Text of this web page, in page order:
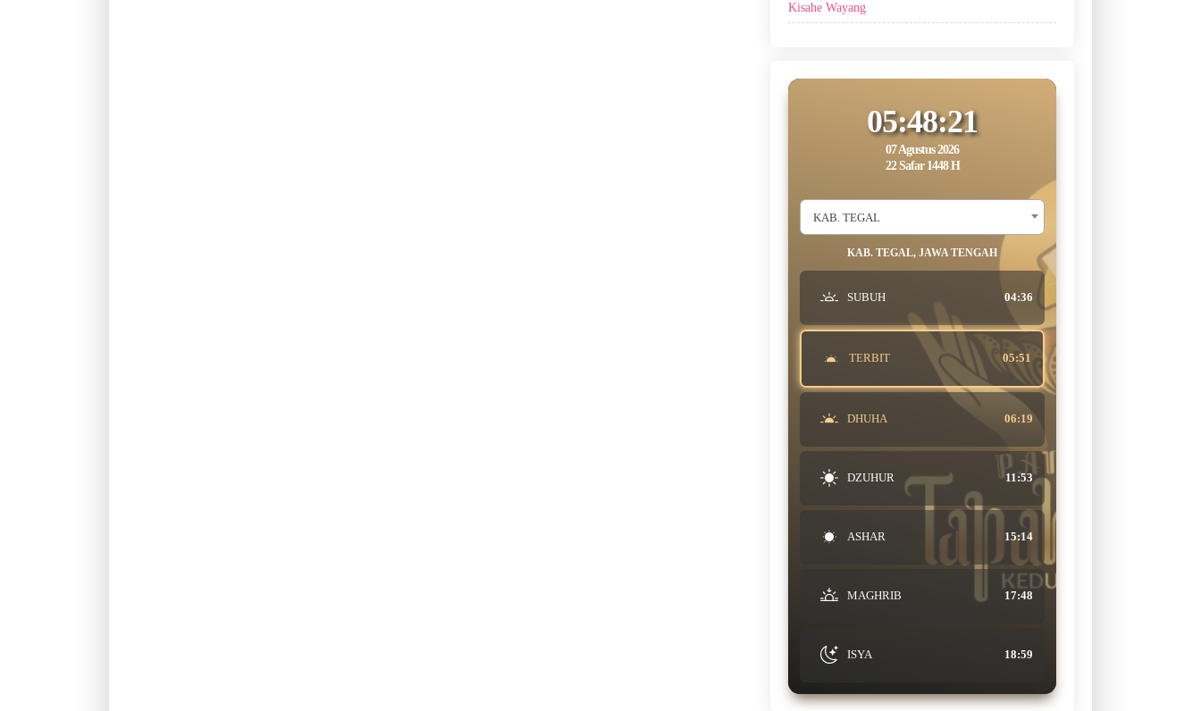
Kisahe Wayang
05:48:22
07 Agustus 2026
22 Safar 1448 H
KAB. TEGAL
KAB. TEGAL, JAWA TENGAH
SUBUH 04:36
TERBIT 05:51
DHUHA 06:19
DZUHUR 11:53
ASHAR 15:14
MAGHRIB 17:48
ISYA 18:59